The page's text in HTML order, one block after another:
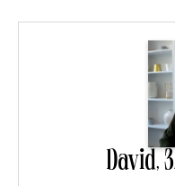
David,